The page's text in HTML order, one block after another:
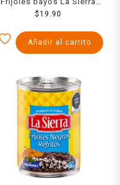
refritos con chipotle en
$19.90
Añadir al carrito